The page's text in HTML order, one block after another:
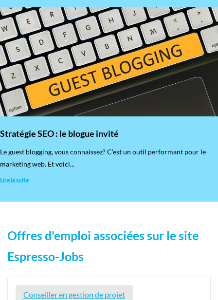
Stratégie SEO : le blogue invité
​Le guest blogging, vous connaissez? C’est un outil performant pour le
marketing web. Et voici...
Lire la suite
Offres d'emploi associées sur le site
Espresso-Jobs
Conseiller en gestion de projet